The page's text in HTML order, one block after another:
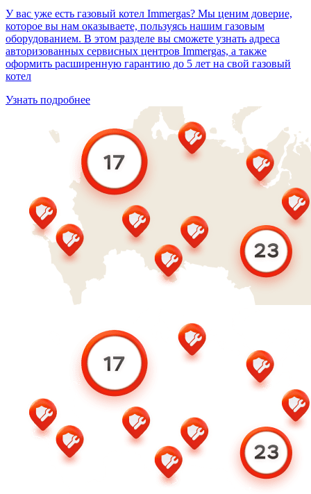
У вас уже есть газовый котел Immergas? Мы ценим доверие,
которое вы нам оказываете, пользуясь нашим газовым
оборудованием. В этом разделе вы сможете узнать адреса
авторизованных сервисных центров Immergas, а также
оформить расширенную гарантию до 5 лет на свой газовый
котел
Узнать подробнее